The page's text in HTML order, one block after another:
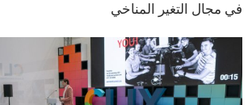
في مجال التغير المناخي